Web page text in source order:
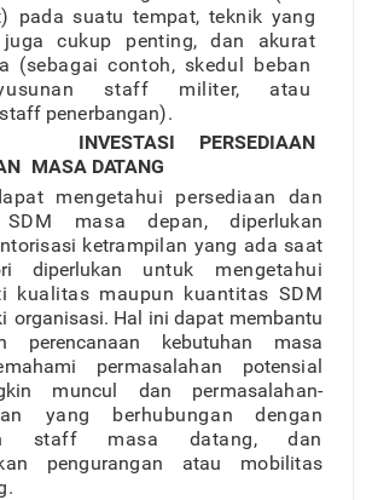
padasuatu tempat, teknik yang
jugacukup penting,dan akurat
a (sebagai contoh, skedul beban
nstaff militer, atau
staff penerbangan).
INVESTASI
PERSEDIAAN
MASA DATANG
t mengetahui persediaan dan
SDM masa depan, diperlukan
i ketrampilan yang ada saat
i diperlukan untuk mengetahui
i kualitas maupun kuantitas SDM
organisasi. Hal ini dapat membantu
perencanaan kebutuhan masa
i permasalahan
potensial
n muncul dan permasalahan-
n yang berhubungandengan
staff masa datang,dan
n pengurangan atau mobilitas